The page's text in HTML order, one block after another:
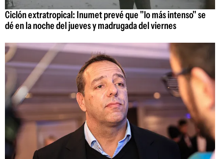
Ciclón extratropical: Inumet prevé que "lo más intenso" se
dé en la noche del jueves y madrugada del viernes